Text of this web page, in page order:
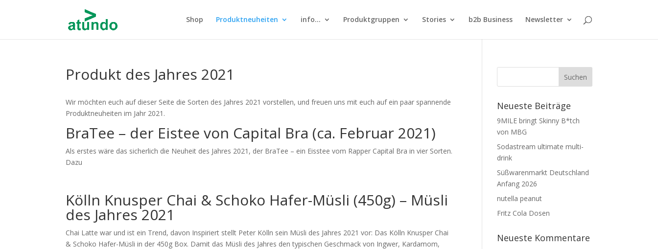
Shop Produktneuheiten info… Produktgruppen Stories b2b Business Newsletter
Produkt des Jahres 2021
Wir möchten euch auf dieser Seite die Sorten des Jahres 2021 vorstellen, und freuen uns mit euch auf ein paar spannende
Produktneuheiten im Jahr 2021.
BraTee – der Eistee von Capital Bra (ca. Februar 2021)
Als erstes wäre das sicherlich die Neuheit des Jahres 2021, der BraTee – ein Eisstee vom Rapper Capital Bra in vier Sorten.
Dazu
Kölln Knusper Chai & Schoko Hafer-Müsli (450g) – Müsli
des Jahres 2021
Chai Latte war und ist ein Trend, davon Inspiriert stellt Peter Kölln sein Müsli des Jahres 2021 vor: Das Kölln Knusper Chai
& Schoko Hafer-Müsli in der 450g Box. Damit das Müsli des Jahres den typischen Geschmack von Ingwer, Kardamom,
Neueste Beiträge
9MILE bringt Skinny B*tch
von MBG
Sodastream ultimate multi-
drink
Süßwarenmarkt Deutschland
Anfang 2026
nutella peanut
Fritz Cola Dosen
Neueste Kommentare